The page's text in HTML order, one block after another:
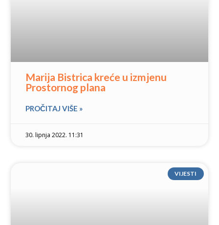
Marija Bistrica kreće u izmjenu
Prostornog plana
PROČITAJ VIŠE »
30. lipnja 2022. 11:31
VIJESTI